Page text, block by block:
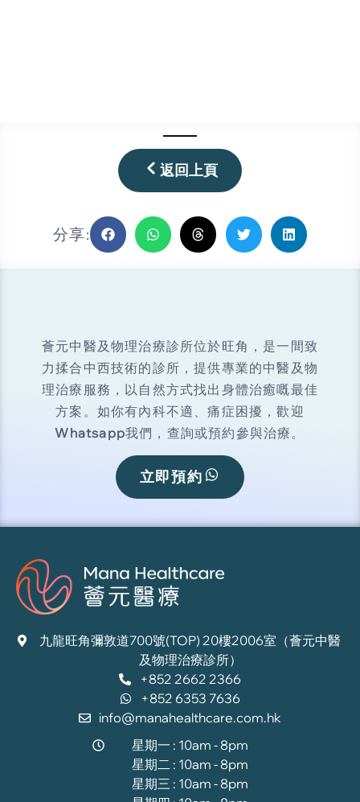
返回上頁
分享:
薈元中醫及物理治療診所位於旺角，是一間致
力揉合中西技術的診所，提供專業的中醫及物
理治療服務，以自然方式找出身體治癒嘅最佳
方案。如你有內科不適、痛症困擾，歡迎
Whatsapp我們，查詢或預約參與治療。
立即預約
九龍旺角彌敦道700號(TOP) 20樓2006室（薈元中醫
及物理治療診所）
+852 2662 2366
+852 6353 7636
info@manahealthcare.com.hk
星期一 : 10am - 8pm
星期二 : 10am - 8pm
星期三 : 10am - 8pm